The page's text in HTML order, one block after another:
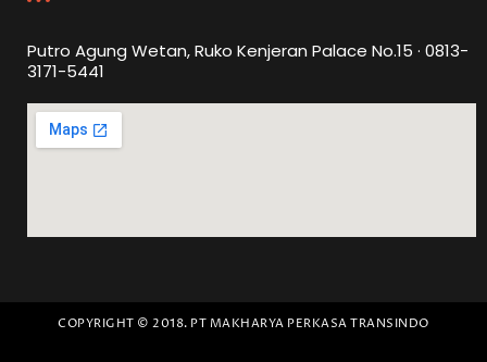
Putro Agung Wetan, Ruko Kenjeran Palace No.15 · 0813-
3171-5441
COPYRIGHT © 2018. PT MAKHARYA PERKASA TRANSINDO